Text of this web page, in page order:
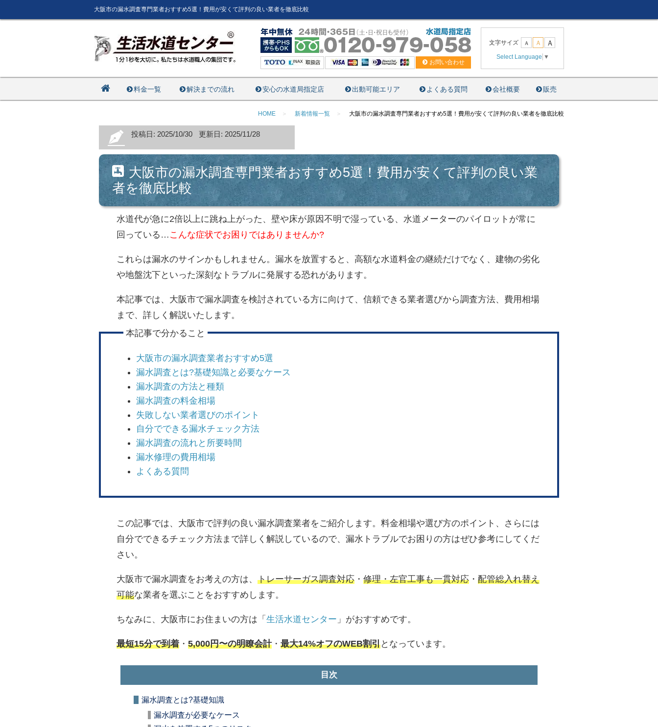
大阪市の漏水調査専門業者おすすめ5選！費用が安くて評判の良い業者を徹底比較
お問い合わせ
文字サイズ Ａ Ａ Ａ
Select Language ▼
料金一覧 解決までの流れ 安心の水道局指定店 出動可能エリア よくある質問 会社概要 販売
HOME 新着情報一覧 大阪市の漏水調査専門業者おすすめ5選！費用が安くて評判の良い業者を徹底比較
投稿日: 2025/10/30 更新日: 2025/11/28
大阪市の漏水調査専門業者おすすめ5選！費用が安くて評判の良い業
者を徹底比較
水道代が急に2倍以上に跳ね上がった、壁や床が原因不明で湿っている、水道メーターのパイロットが常に
回っている… こんな症状でお困りではありませんか?
これらは漏水のサインかもしれません。漏水を放置すると、高額な水道料金の継続だけでなく、建物の劣化
や地盤沈下といった深刻なトラブルに発展する恐れがあります。
本記事では、大阪市で漏水調査を検討されている方に向けて、 信頼できる業者選びから調査方法、費用相場
まで、詳しく解説いたします。
本記事で分かること
大阪市の漏水調査業者おすすめ5選
漏水調査とは?基礎知識と必要なケース
漏水調査の方法と種類
漏水調査の料金相場
失敗しない業者選びのポイント
自分でできる漏水チェック方法
漏水調査の流れと所要時間
漏水修理の費用相場
よくある質問
この記事では、大阪市で評判の良い漏水調査業者をご紹介します。料金相場や選び方のポイント、さらには
自分でできるチェック方法まで詳しく解説しているので、漏水トラブルでお困りの方はぜひ参考にしてくだ
さい。
大阪市で漏水調査をお考えの方は、 トレーサーガス調査対応 ・ 修理・左官工事も一貫対応 ・ 配管総入れ替え
可能な業者を選ぶことをおすすめします。
ちなみに、大阪市にお住まいの方は「 生活水道センター 」がおすすめです。
最短15分で到着 ・ 5,000円〜の明瞭会計・ 最大14%オフのWEB割引となっています。
目次
漏水調査とは?基礎知識
漏水調査が必要なケース